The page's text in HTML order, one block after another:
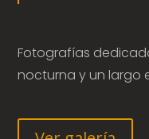
Fotografías
nocturna y un largo